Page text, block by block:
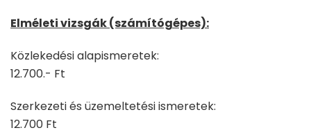
Elméleti vizsgák (számítógépes):
Közlekedési alapismeretek:
12.700.- Ft
Szerkezeti és üzemeltetési ismeretek:
12.700 Ft